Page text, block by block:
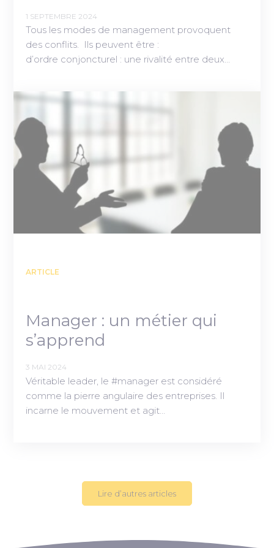
1 SEPTEMBRE 2024
Tous les modes de management provoquent
des conflits. Ils peuvent être :
d’ordre conjoncturel : une rivalité entre deux…
ARTICLE
Manager : un métier qui
s’apprend
3 MAI 2024
Véritable leader, le #manager est considéré
comme la pierre angulaire des entreprises. Il
incarne le mouvement et agit…
Lire d’autres articles